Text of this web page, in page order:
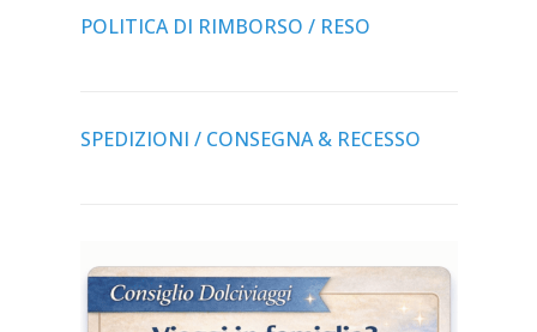
POLITICA DI RIMBORSO / RESO
SPEDIZIONI / CONSEGNA & RECESSO